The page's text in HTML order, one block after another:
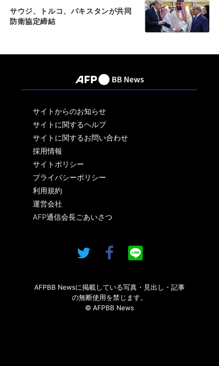
サウジ、トルコ、パキスタンが共同
防衛協定締結
サイトからのお知らせ
サイトに関するヘルプ
サイトに関するお問い合わせ
採用情報
サイトポリシー
プライバシーポリシー
利用規約
運営会社
AFP通信会長ごあいさつ
AFPBB Newsに掲載している写真・見出し・記事
の無断使用を禁じます。
© AFPBB News